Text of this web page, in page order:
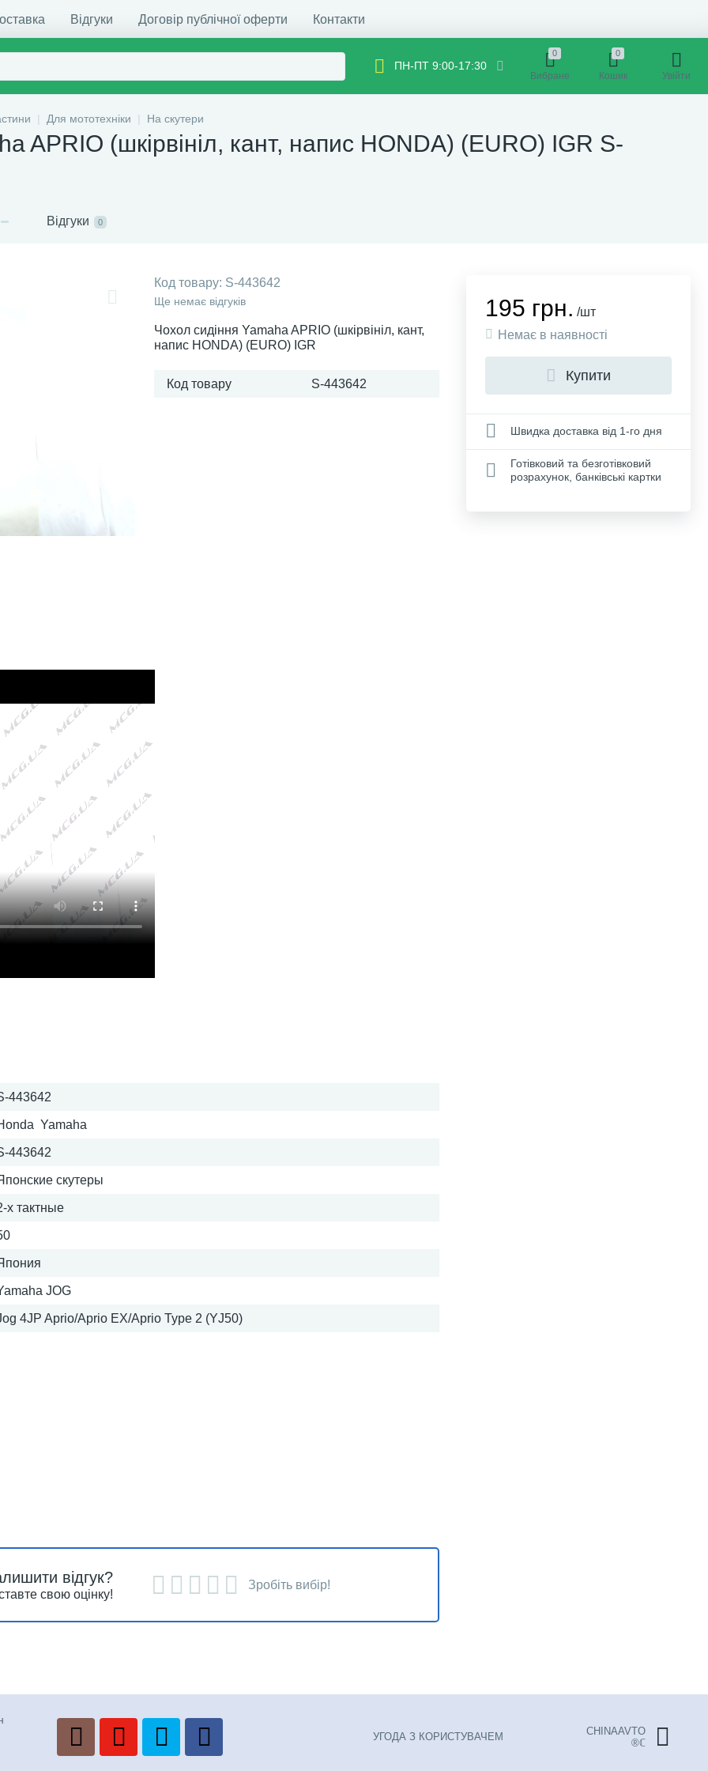
Відгуки Договір публічної оферти Контакти
ПН-ПТ 9:00-17:30
0
Вибране
0
Кошик Увійти
Для мототехніки На скутери
APRIO (шкірвініл, кант, напис HONDA) (EURO) IGR S-
Відгуки 0
Код товару: S-443642
Ще немає відгуків
Чохол сидіння Yamaha APRIO (шкірвініл, кант,
напис HONDA) (EURO) IGR
Код товару S-443642
443642
Yamaha
443642
скутеры
х тактные
JOG
4JP Aprio/Aprio EX/Aprio Type 2 (YJ50)
195 грн. /шт
Немає в наявності
Купити
Швидка доставка від 1-го дня
Готівковий та безготівковий
розрахунок, банківські картки
відгук?
свою оцінку!
Зробіть вибір!
УГОДА З КОРИСТУВАЧЕМ
CHINAAVTO
®ℂ